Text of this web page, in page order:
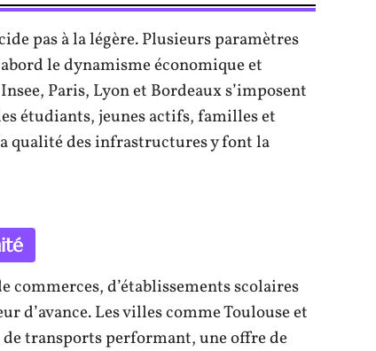
pas à la légère. Plusieurs paramètres
le dynamisme économique et
Paris, Lyon et Bordeaux s’imposent
étudiants, jeunes actifs, familles et
qualité des infrastructures y font la
d’établissements scolaires
d’avance. Les villes comme Toulouse et
transports performant, une offre de